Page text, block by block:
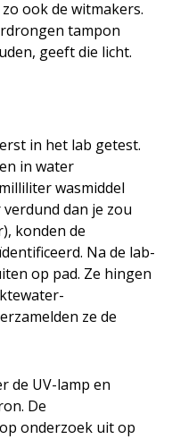
ook de witmakers.
tampon
geeft die licht.
in het lab getest.
in water
wasmiddel
dan je zou
konden de
Na de lab-
op pad. Ze hingen
ze de
de UV-lamp en
De
onderzoek uit op